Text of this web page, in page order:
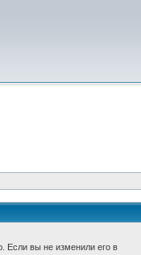
Если вы не изменили его в